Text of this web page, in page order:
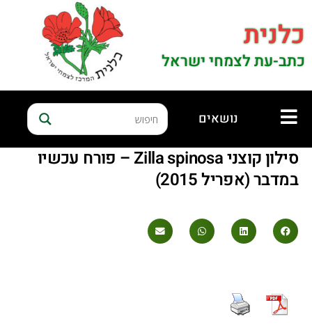
כלנית
כתב-עת לצמחי ישראל
נושאים
סילון קוצני Zilla spinosa – פורח עכשיו
במדבר (אפריל 2015)